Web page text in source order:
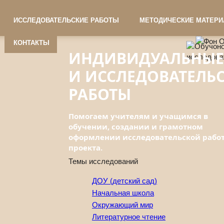
ИССЛЕДОВАТЕЛЬСКИЕ РАБОТЫ МЕТОДИЧЕСКИЕ
КОНТАКТЫ
И
РАБОТЫ
Помогаем учителям и учащимся в
обучении, создании и грамотном
оформлении исследовательской
проекта.
Темы исследований
ДОУ (детский сад)
Начальная школа
Окружающий мир
Литературное чтение